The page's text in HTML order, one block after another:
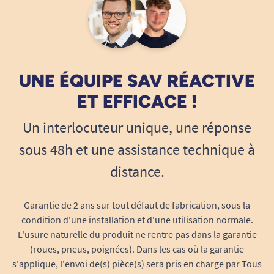
Fresh Odour Control™ :Neutralise et
bloque durablement les odeurs. Grâce à
des micro-billes actives, cette technologie
responsables des odeurs et assure une
fraîcheur discrète toute la journée, sans
parfum artificiel excessif.
DryZone™ :Le cœur absorbant performant
diffuse le liquide sur toute la longueur de la
serviette afin de prévenir les fuites et
d’améliorer le maintien.
taille mais grande par la performance
Un format spécialement pensé pour votre
confort
Grâce à ses dimensions de219 x 94 mm,Tena
UNE ÉQUIPE SAV RÉACTIVE
ET EFFICACE !
Un interlocuteur unique, une réponse
sous 48h et une assistance technique à
distance.
Garantie de 2 ans sur tout défaut de fabrication, sous la
condition d'une installation et d'une utilisation normale.
L'usure naturelle du produit ne rentre pas dans la garantie
(roues, pneus, poignées). Dans les cas où la garantie
s'applique, l'envoi de(s) pièce(s) sera pris en charge par Tous